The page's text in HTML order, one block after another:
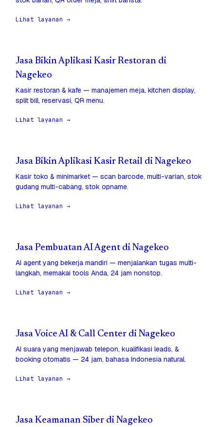
Lihat layanan →
Jasa Bikin Aplikasi Kasir Restoran di
Nagekeo
Kasir restoran & kafe — manajemen meja, kitchen display,
split bill, reservasi, QR menu.
Lihat layanan →
Jasa Bikin Aplikasi Kasir Retail di Nagekeo
Kasir toko & minimarket — scan barcode, multi-varian, stok
gudang multi-cabang, stok opname.
Lihat layanan →
Jasa Pembuatan AI Agent di Nagekeo
AI agent yang bekerja mandiri — menjalankan tugas multi-
langkah, memakai tools Anda, 24 jam nonstop.
Lihat layanan →
Jasa Voice AI & Call Center di Nagekeo
AI suara yang menjawab telepon, kualifikasi leads, &
booking otomatis — 24 jam, bahasa Indonesia natural.
Lihat layanan →
Jasa Keamanan Siber di Nagekeo